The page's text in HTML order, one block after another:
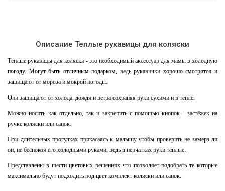
Описание Теплые рукавицы для коляски
Теплые рукавицы для коляски - это необходимый аксессуар для мамы в холодную
погоду. Могут быть отличным подарком, ведь рукавички хорошо смотрятся и
защищают от мороза и мокрой погоды.
Они защищают от холода, дождя и ветра сохраняя руки сухими и в тепле.
Можно носить как отдельно, так и закрепить с помощью кнопок - застёжек на
ручке коляски или санок.
При длительных прогулках прикасаясь к малышу чтобы проверить не замерз ли
он, не беспокоя его холодными руками, ведь в перчатках руки теплые.
Представлены в шести цветовых решениях что позволяет подобрать те которые
максимально будут подходить под цвет комплект коляски или санок.